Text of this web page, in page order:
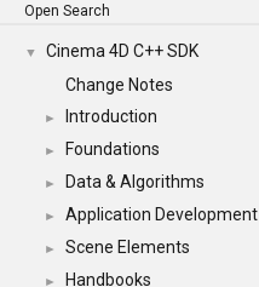
Open Search
▼
Cinema 4D C++ SDK
Change Notes
► Introduction
► Foundations
► Data & Algorithms
► Application Development
► Scene Elements
► Handbooks